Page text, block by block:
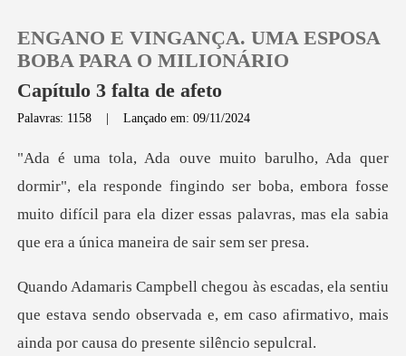
Loja
Histórico
Sair
Baixar App
ENGANO E VINGANÇA. UMA ESPOSA
BOBA PARA O MILIONÁRIO
Capítulo 3 falta de afeto
Palavras: 1158 |Lançado em: 09/11/2024
de fingindo ser boba, embora fosse
muito difícil para ela dizer essas
iu
que estava sendo observada e, em caso afirmativo,